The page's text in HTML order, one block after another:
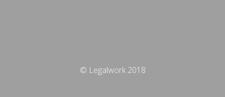
© Legalwork 2018